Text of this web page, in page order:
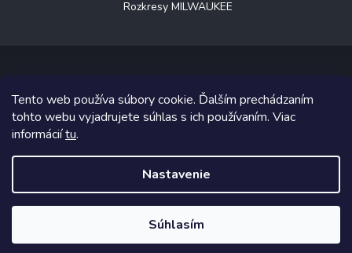
Tento web používa súbory cookie. Ďalším prechádzaním
tohto webu vyjadrujete súhlas s ich používaním. Viac
informáciítu.
Nastavenie
Súhlasím
Rozkresy MILWAUKEE
Copyright 2026LAGON SERVIS. Všetky práva vyhradené.
Grafický návrh vytvoril a na Shoptet implementoval
Shoptetak.cz.
Vytvoril Shoptet